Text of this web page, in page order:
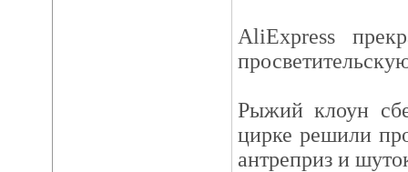
AliExpress
Рыжий клоун
цирке решили
антреприз и